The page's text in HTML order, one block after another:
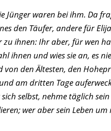
Jünger waren bei ihm. Da
den Täufer, andere für
ihnen: Ihr aber, für wen
ihnen und wies sie an, es
von den Ältesten, den
am dritten Tage
selbst, nehme täglich
wer aber sein Leben